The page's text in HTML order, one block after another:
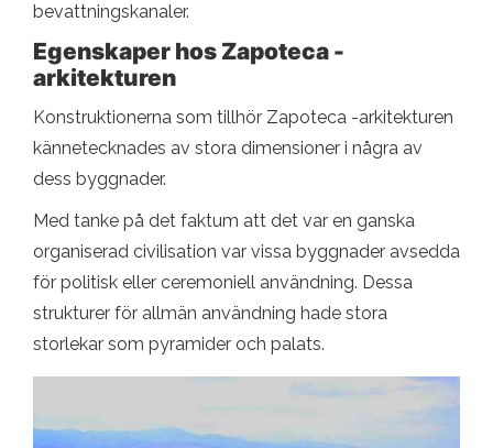
bevattningskanaler.
Egenskaper hos Zapoteca -
arkitekturen
Konstruktionerna som tillhör Zapoteca -arkitekturen
kännetecknades av stora dimensioner i några av
dess byggnader.
Med tanke på det faktum att det var en ganska
organiserad civilisation var vissa byggnader avsedda
för politisk eller ceremoniell användning. Dessa
strukturer för allmän användning hade stora
storlekar som pyramider och palats.